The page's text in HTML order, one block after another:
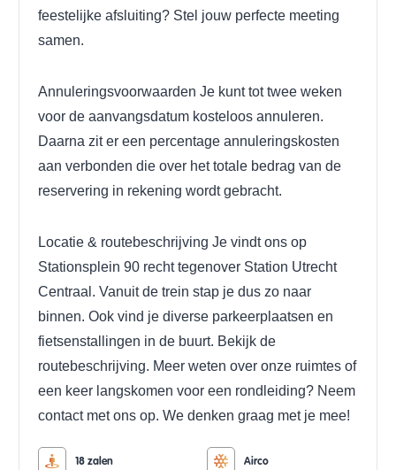
feestelijke afsluiting? Stel jouw perfecte meeting
samen.
Annuleringsvoorwaarden Je kunt tot twee weken
voor de aanvangsdatum kosteloos annuleren.
Daarna zit er een percentage annuleringskosten
aan verbonden die over het totale bedrag van de
reservering in rekening wordt gebracht.
Locatie & routebeschrijving Je vindt ons op
Stationsplein 90 recht tegenover Station Utrecht
Centraal. Vanuit de trein stap je dus zo naar
binnen. Ook vind je diverse parkeerplaatsen en
fietsenstallingen in de buurt. Bekijk de
routebeschrijving. Meer weten over onze ruimtes of
een keer langskomen voor een rondleiding? Neem
contact met ons op. We denken graag met je mee!
18 zalen Airco